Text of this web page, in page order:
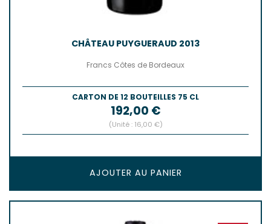
CHÂTEAU PUYGUERAUD 2013
Francs Côtes de Bordeaux
CARTON DE 12 BOUTEILLES 75 CL
Prix
192,00 €
(Unité : 16,00 €)
AJOUTER AU PANIER